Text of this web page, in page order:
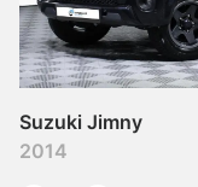
Suzuki Jimny
2014